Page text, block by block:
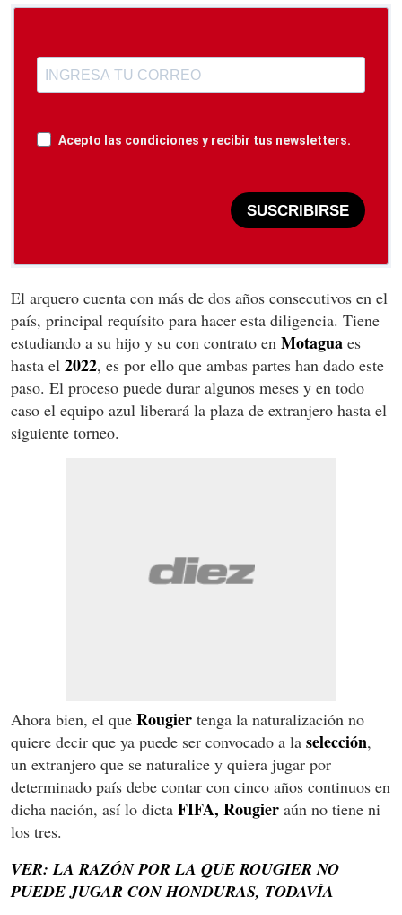
Acepto las condiciones y recibir tus newsletters.
SUSCRIBIRSE
El arquero cuenta con más de dos años consecutivos en el
país, principal requísito para hacer esta diligencia. Tiene
estudiando a su hijo y su con contrato en Motagua es
hasta el 2022, es por ello que ambas partes han dado este
paso. El proceso puede durar algunos meses y en todo
caso el equipo azul liberará la plaza de extranjero hasta el
siguiente torneo.
Ahora bien, el que Rougier tenga la naturalización no
quiere decir que ya puede ser convocado a la selección,
un extranjero que se naturalice y quiera jugar por
determinado país debe contar con cinco años continuos en
dicha nación, así lo dicta FIFA, Rougier aún no tiene ni
los tres.
VER: LA RAZÓN POR LA QUE ROUGIER NO
PUEDE JUGAR CON HONDURAS, TODAVÍA